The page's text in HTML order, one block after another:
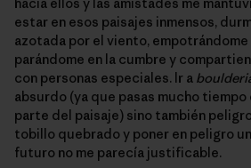
estar en esos paisajes inmensos,
azotada por el viento, empotrándome
parándome en la cumbre y
con personas especiales. Ir a
absurdo (ya que pasas mucho tiempo
parte del paisaje) sino también
tobillo quebrado y poner en peligro
futuro no me parecía justificable.